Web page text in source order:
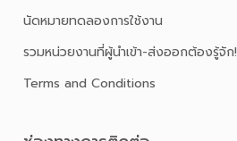
นัดหมายทดลองการใช้งาน
รวมหน่วยงานที่ผู้นำเข้า-ส่งออกต้องรู้จัก!
Terms and Conditions